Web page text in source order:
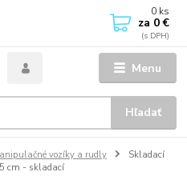
Menu
Hľadať
0 ks
za 0 €
vozíky a rudly
Skladací
cm - skladací